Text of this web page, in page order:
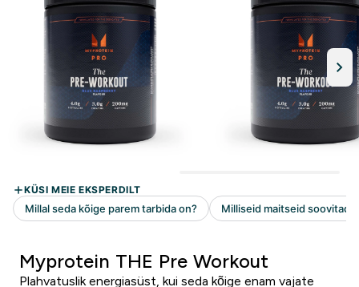
Myprotein THE Pre Workout
Plahvatuslik energiasüst, kui seda kõige enam vajate